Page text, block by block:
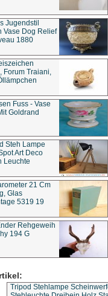
Jugendstil
Vase Dog Relief
1880
Forum Traiani,
Fuss - Vase
Goldrand
Steh Lampe
Art Deco
Leuchte
21 Cm
Glas
5319 19
Rehgeweih
194 G
Tripod Stehlampe